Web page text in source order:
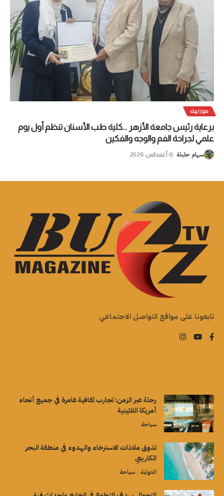
موزاييك
برعاية رئيس جامعة الأزهر …كلية طب الأسنان تنظم أول يوم
علمي لجراحة الفم والوجه والفكين
سهام حليلة 6 أغسطس، 2026
تابعونا على مواقع التواصل الاجتماعي
رحلة عبر الزمن: تجارب ثقافية غامرة في جميع أنحاء
أمريكا اللاتينية
سياحة
تذوق ملاذات الاسترخاء والهدوء في منطقة البحر
الكاريبي
الدولية سياحة